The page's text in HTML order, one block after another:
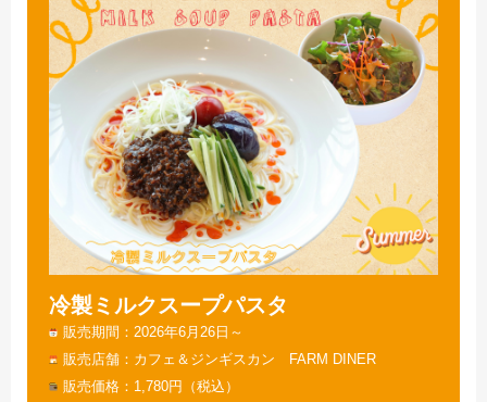
冷製ミルクスープパスタ
販売期間
2026年6月26日～
販売店舗
カフェ＆ジンギスカン FARM DINER
販売価格
1,780円（税込）